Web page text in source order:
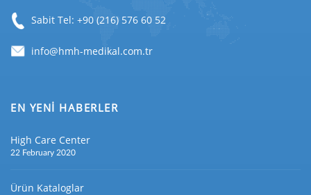
Sabit Tel: +90 (216) 576 60 52
EN YENİ HABERLER
High Care Center
22 February 2020
Ürün Kataloglar